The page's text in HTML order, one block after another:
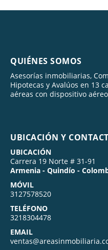
QUIÉNES SOMOS
Asesorías inmobiliarias,
Hipotecas y Avalúos en 13
aéreas con dispositivo aéreo
UBICACIÓN Y
UBICACIÓN
Carrera 19 Norte # 31-91
Armenia - Quindío -
MÓVIL
3127578520
TELÉFONO
3218304478
EMAIL